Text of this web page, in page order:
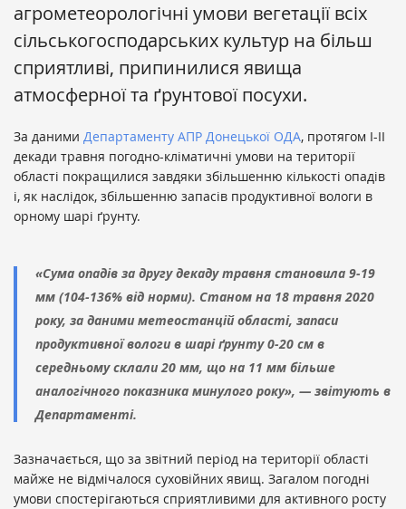
агрометеорологічні умови вегетації всіх
сільськогосподарських культур на більш
сприятливі, припинилися явища
атмосферної та ґрунтової посухи.
За даними Департаменту АПР Донецької ОДА, протягом І-ІІ
декади травня погодно-кліматичні умови на території
області покращилися завдяки збільшенню кількості опадів
і, як наслідок, збільшенню запасів продуктивної вологи в
орному шарі ґрунту.
«Сума опадів за другу декаду травня становила 9-19
мм (104-136% від норми). Станом на 18 травня 2020
року, за даними метеостанцій області, запаси
продуктивної вологи в шарі ґрунту 0-20 см в
середньому склали 20 мм, що на 11 мм більше
аналогічного показника минулого року», — звітують в
Департаменті.
Зазначається, що за звітний період на території області
майже не відмічалося суховійних явищ. Загалом погодні
умови спостерігаються сприятливими для активного росту